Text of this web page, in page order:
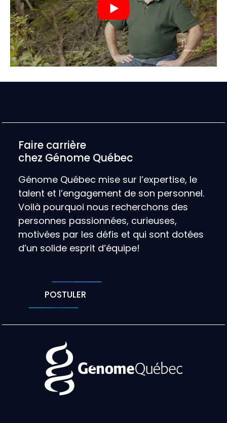
Faire carrière
chez Génome Québec
Génome Québec mise sur l’expertise, le
talent et l’engagement de son personnel.
Voilà pourquoi nous recherchons des
personnes passionnées, curieuses,
motivées par les défis et qui sont dotées
d’un solide esprit d’équipe!
POSTULER